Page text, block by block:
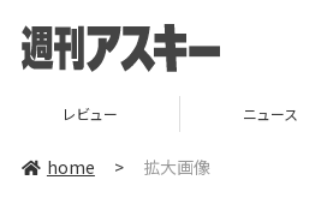
レビュー ニュース
home > 拡大画像